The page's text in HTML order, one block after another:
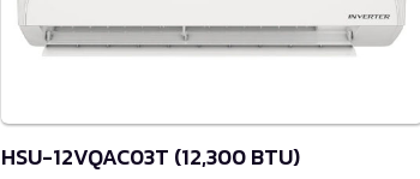
HSU-12VQAC03T (12,300 BTU)